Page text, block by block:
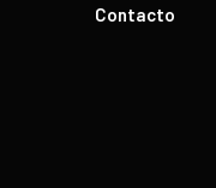
Contacto